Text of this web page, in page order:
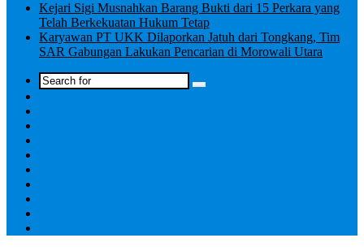
Kejari Sigi Musnahkan Barang Bukti dari 15 Perkara yang
Telah Berkekuatan Hukum Tetap
Karyawan PT UKK Dilaporkan Jatuh dari Tongkang, Tim
SAR Gabungan Lakukan Pencarian di Morowali Utara